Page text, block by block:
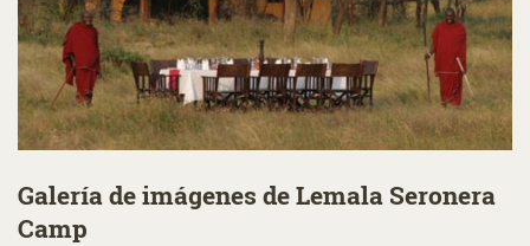
Galería de imágenes de Lemala Seronera
Camp